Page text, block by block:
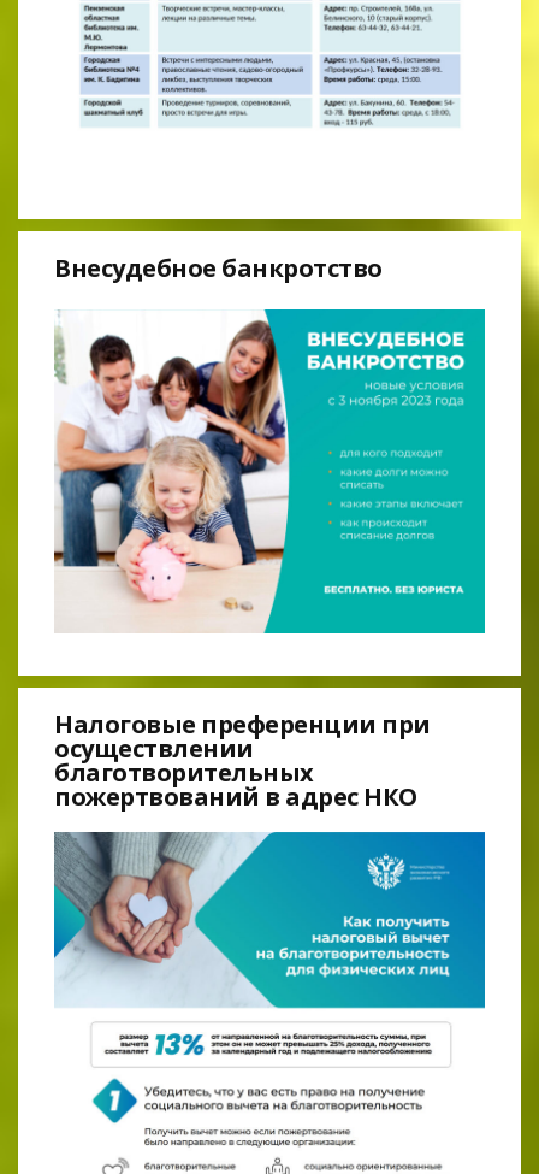
Внесудебное банкротство
Налоговые преференции при
осуществлении
благотворительных
пожертвований в адрес НКО